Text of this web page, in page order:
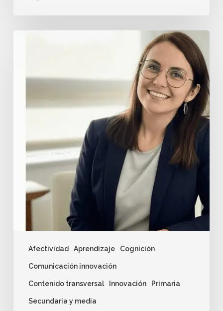
Afectividad Aprendizaje Cognición
Comunicación innovación
Contenido transversal Innovación Primaria
Secundaria y media